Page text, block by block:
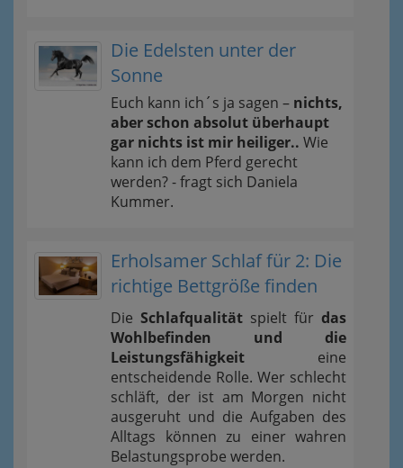
Die Edelsten unter der
Sonne
Euch kann ich´s ja sagen – nichts,
aber schon absolut überhaupt
gar nichts ist mir heiliger.. Wie
kann ich dem Pferd gerecht
werden? - fragt sich Daniela
Kummer.
Erholsamer Schlaf für 2: Die
richtige Bettgröße finden
Die Schlafqualität spielt für das
Wohlbefinden und die
Leistungsfähigkeit eine
entscheidende Rolle. Wer schlecht
schläft, der ist am Morgen nicht
ausgeruht und die Aufgaben des
Alltags können zu einer wahren
Belastungsprobe werden.